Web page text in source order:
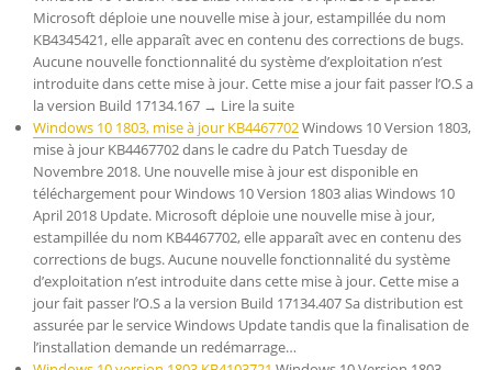
Microsoft déploie une nouvelle mise à jour, estampillée du nom
KB4345421, elle apparaît avec en contenu des corrections de bugs.
Aucune nouvelle fonctionnalité du système d’exploitation n’est
introduite dans cette mise à jour. Cette mise a jour fait passer l’O.S a
la version Build 17134.167 → Lire la suite
Windows 10 1803, mise à jour KB4467702Windows 10 Version 1803,
mise à jour KB4467702 dans le cadre du Patch Tuesday de
Novembre 2018. Une nouvelle mise à jour est disponible en
téléchargement pour Windows 10 Version 1803 alias Windows 10
April 2018 Update. Microsoft déploie une nouvelle mise à jour,
estampillée du nom KB4467702, elle apparaît avec en contenu des
corrections de bugs. Aucune nouvelle fonctionnalité du système
d’exploitation n’est introduite dans cette mise à jour. Cette mise a
jour fait passer l’O.S a la version Build 17134.407 Sa distribution est
assurée par le service Windows Update tandis que la finalisation de
l’installation demande un redémarrage…